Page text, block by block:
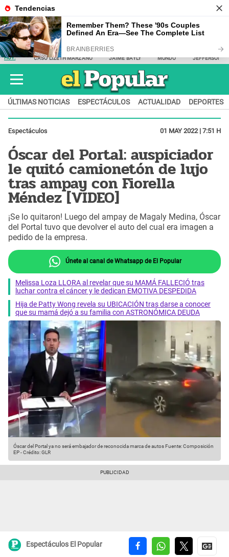
HOY: CASO LIZETH MARZANO JAIME BAYLY MUNDO JEFFERSON
ÚLTIMAS NOTICIAS ESPECTÁCULOS ACTUALIDAD DEPORTES
Espectáculos 01 MAY 2022 | 7:51 H
Óscar del Portal: auspiciador
le quitó camionetón de lujo
tras ampay con Fiorella
Méndez [VIDEO]
¡Se lo quitaron! Luego del ampay de Magaly Medina, Óscar
del Portal tuvo que devolver el auto del cual era imagen a
pedido de la empresa.
Únete al canal de Whatsapp de El Popular
Melissa Loza LLORA al revelar que su MAMÁ FALLECIÓ tras
luchar contra el cáncer y le dedican EMOTIVA DESPEDIDA
Hija de Patty Wong revela su UBICACIÓN tras darse a conocer
que su mamá dejó a su familia con ASTRONÓMICA DEUDA
Óscar del Portal ya no será embajador de reconocida marca de autosFuente: Composición
EP-Crédito: GLR
Espectáculos El Popular